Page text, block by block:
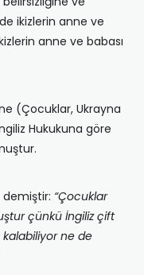
ikizlerin anne ve
anne ve babası
(Çocuklar, Ukrayna
Hukukuna göre
demiştir: “Çocuklar
çünkü İngiliz çift
kalabiliyor ne de